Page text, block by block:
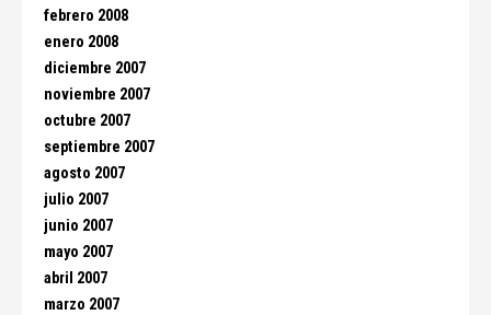
febrero 2008
enero 2008
diciembre 2007
noviembre 2007
octubre 2007
septiembre 2007
agosto 2007
julio 2007
junio 2007
mayo 2007
abril 2007
marzo 2007